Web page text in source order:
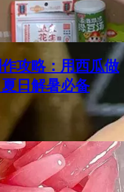
攻略：用西瓜做
日解暑必备